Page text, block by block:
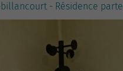
- Résidence